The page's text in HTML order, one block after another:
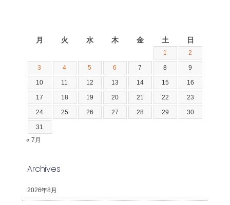
月 火 水 木 金 土 日
1 2
3 4 5 6 7 8 9
10 11 12 13 14 15 16
17 18 19 20 21 22 23
24 25 26 27 28 29 30
31
« 7月
Archives
2026年8月